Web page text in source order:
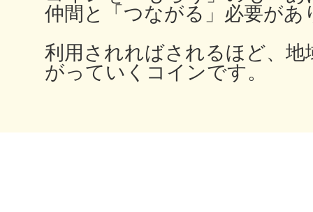
仲間と「つながる」必要があ
利用されればされるほど、地
がっていくコインです。